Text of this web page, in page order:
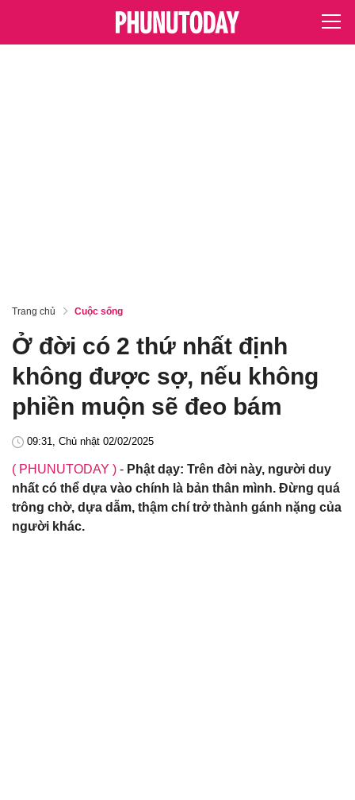
Trang chủ Cuộc sống
Ở đời có 2 thứ nhất định
không được sợ, nếu không
phiền muộn sẽ đeo bám
09:31, Chủ nhật 02/02/2025
( PHUNUTODAY ) - Phật dạy: Trên đời này, người duy
nhất có thể dựa vào chính là bản thân mình. Đừng quá
trông chờ, dựa dẫm, thậm chí trở thành gánh nặng của
người khác.